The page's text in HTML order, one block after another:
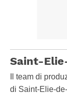
Saint-
Il team di
di Saint-Elie-